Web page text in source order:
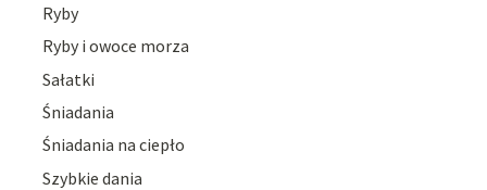
Ryby
Ryby i owoce morza
Sałatki
Śniadania
Śniadania na ciepło
Szybkie dania